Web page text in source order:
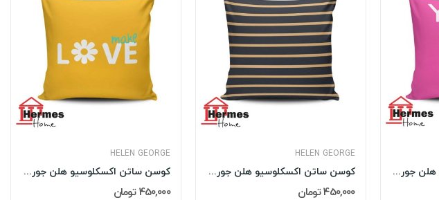
HELEN GEORGE
کوسن ساتن اکسکلوسیو هلن جورج HELEN GEORGE مدل:...
450,000 تومان
HELEN GEORGE
کوسن ساتن اکسکلوسیو هلن جورج HELEN GEORGE مدل:...
450,000 تومان
کوسن ساتن اکسکلوسیو هلن جورج HELEN GEORGE مدل:...